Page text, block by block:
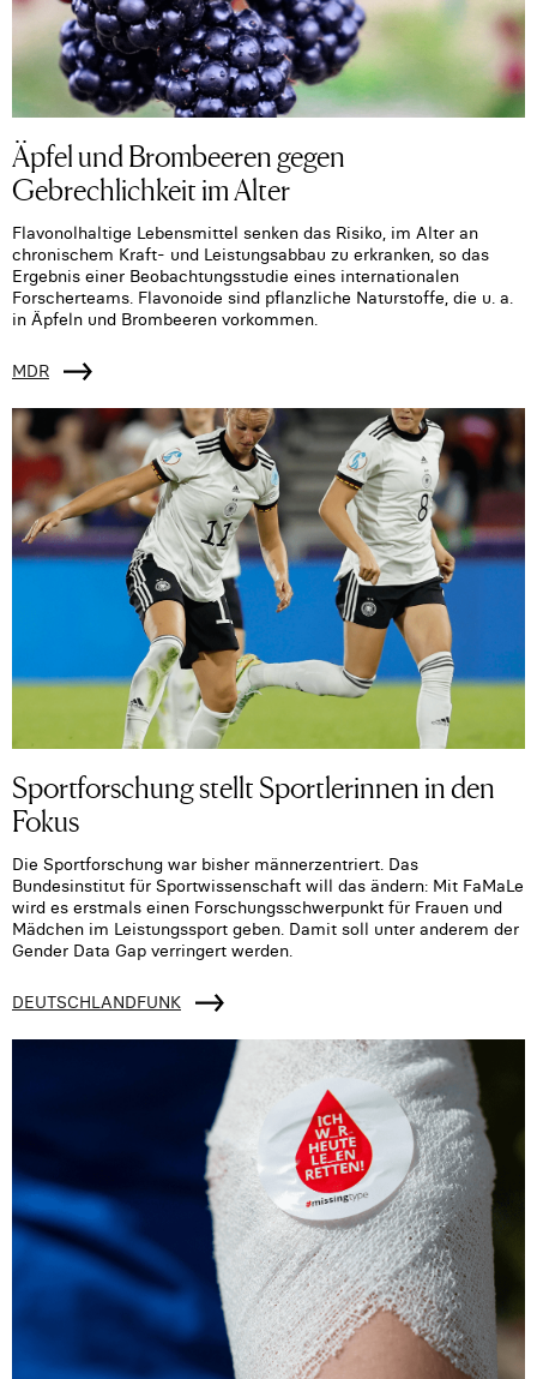
Äpfel und Brombeeren gegen
Gebrechlichkeit im Alter
Flavonolhaltige Lebensmittel senken das Risiko, im Alter an
chronischem Kraft- und Leistungsabbau zu erkranken, so das
Ergebnis einer Beobachtungsstudie eines internationalen
Forscherteams. Flavonoide sind pflanzliche Naturstoffe, die u. a.
in Äpfeln und Brombeeren vorkommen.
MDR
Sportforschung stellt Sportlerinnen in den
Fokus
Die Sportforschung war bisher männerzentriert. Das
Bundesinstitut für Sportwissenschaft will das ändern: Mit FaMaLe
wird es erstmals einen Forschungsschwerpunkt für Frauen und
Mädchen im Leistungssport geben. Damit soll unter anderem der
Gender Data Gap verringert werden.
DEUTSCHLANDFUNK